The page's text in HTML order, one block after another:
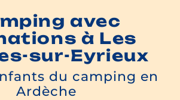
avec
à Les
sur-Eyrieux
du camping en
Ardèche